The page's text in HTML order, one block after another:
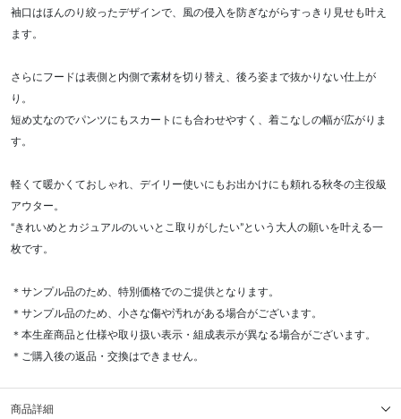
袖口はほんのり絞ったデザインで、風の侵入を防ぎながらすっきり見せも叶え
ます。
さらにフードは表側と内側で素材を切り替え、後ろ姿まで抜かりない仕上が
り。
短め丈なのでパンツにもスカートにも合わせやすく、着こなしの幅が広がりま
す。
軽くて暖かくておしゃれ、デイリー使いにもお出かけにも頼れる秋冬の主役級
アウター。
“きれいめとカジュアルのいいとこ取りがしたい”という大人の願いを叶える一
枚です。
＊サンプル品のため、特別価格でのご提供となります。
＊サンプル品のため、小さな傷や汚れがある場合がございます。
＊本生産商品と仕様や取り扱い表示・組成表示が異なる場合がございます。
＊ご購入後の返品・交換はできません。
商品詳細